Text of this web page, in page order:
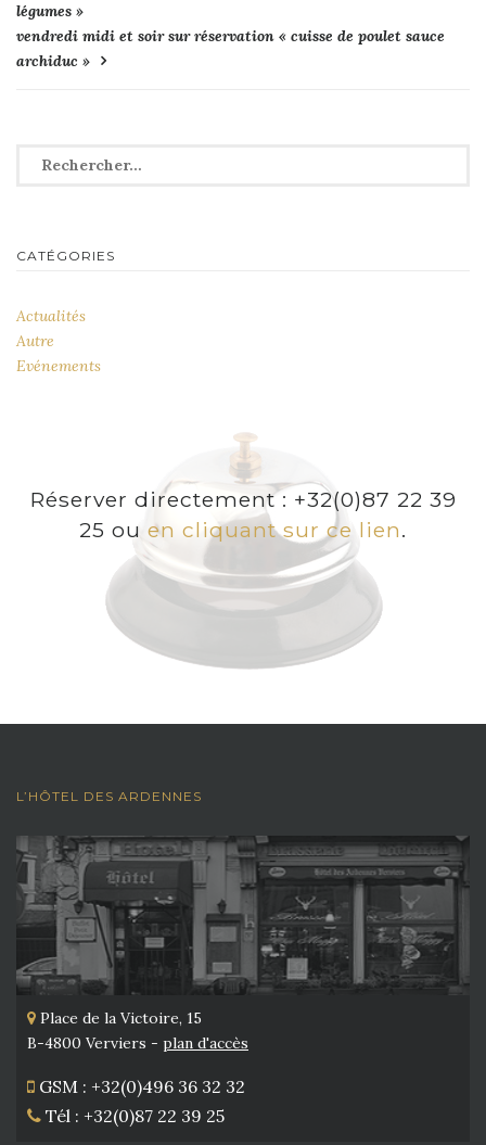
de
l’article
légumes »
vendredi midi et soir sur réservation « cuisse de poulet sauce
archiduc »
Rechercher :
CATÉGORIES
Actualités
Autre
Evénements
Réserver directement : +32(0)87 22 39
25 ou en cliquant sur ce lien.
L’HÔTEL DES ARDENNES
Place de la Victoire, 15
B-4800 Verviers - plan d'accès
GSM : +32(0)496 36 32 32
Tél : +32(0)87 22 39 25